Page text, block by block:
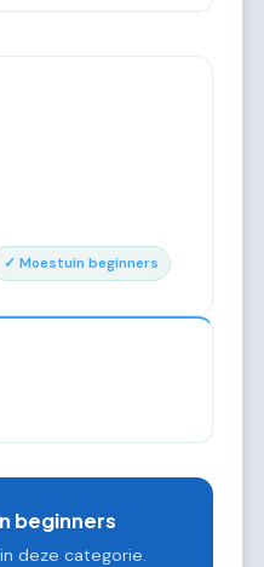
✓ Moestuin beginners
beginners
deze categorie.